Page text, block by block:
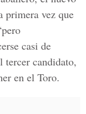
primera vez que
casi de
tercer candidato,
en el Toro.